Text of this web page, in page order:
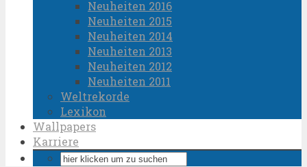
Neuheiten 2016
Neuheiten 2015
Neuheiten 2014
Neuheiten 2013
Neuheiten 2012
Neuheiten 2011
Weltrekorde
Lexikon
Wallpapers
Karriere